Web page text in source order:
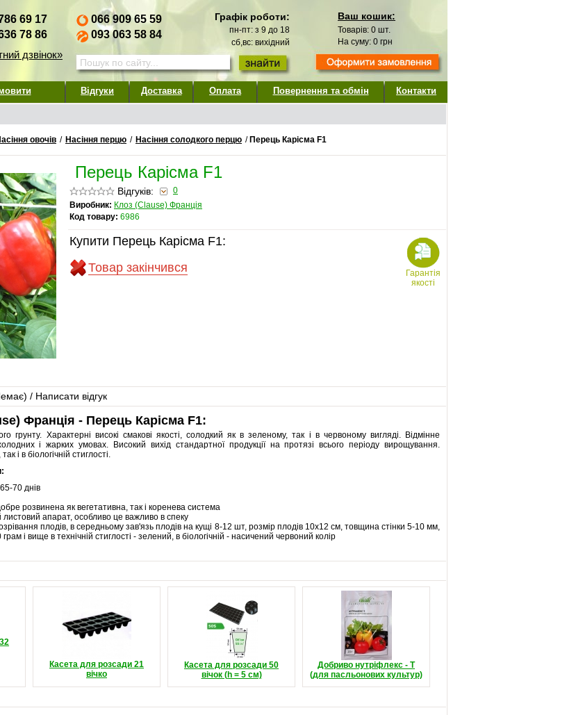
69 17
78 86
дзвінок»
066 909 65 59
093 063 58 84
Графік роботи:
пн-пт: з 9 до 18
сб,вс: вихідний
Ваш кошик:
Товарів: 0 шт.
На суму: 0 грн
Відгуки Доставка Оплата Повернення та обмін Контакти
овочів / Насіння перцю / Насіння солодкого перцю / Перець Карісма F1
Перець Карісма F1
Відгуків:
0
Виробник: Клоз (Clause) Франція
Код товару: 6986
Купити Перець Карісма F1:
Товар закінчився
Гарантія
якості
) / Написати відгук
Франція - Перець Карісма F1:
грунту. Характерні високі смакові якості, солодкий як в зеленому, так і в червоному вигляді. Відмінне
і жарких умовах. Високий вихід стандартної продукції на протязі всього періоду вирощування.
і в біологічній стиглості.
70 днів
розвинена як вегетативна, так і коренева система
апарат, особливо це важливо в спеку
плодів, в середньому зав'язь плодів на кущі 8-12 шт, розмір плодів 10х12 см, товщина стінки 5-10 мм,
і вище в технічній стиглості - зелений, в біологічній - насичений червоний колір
Касета для розсади 21
вічко
Касета для розсади 50
вічок (h = 5 см)
Добриво нутріфлекс - Т
(для пасльонових культур)